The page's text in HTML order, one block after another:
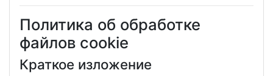
Политика об обработке
файлов cookie
Краткое изложение